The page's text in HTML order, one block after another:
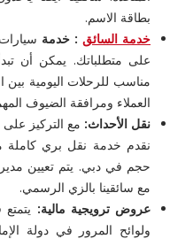
بطاقة الاسم.
خدمة السائق: خدمة
على متطلباتك. يمكن أن
مناسب للرحلات اليومية
العملاء ومرافقة الضيوف
نقل الأحداث: مع التركيز على
نقدم خدمة نقل بري كاملة
حجم في دبي. يتم تعيين
مع سائقينا بالزي الرسمي.
عروض ترويجية مالية:
ولوائح المرور في دولة